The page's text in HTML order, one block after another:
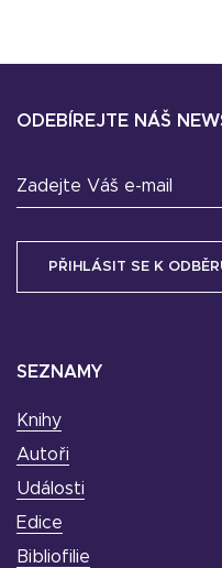
SEZNAMY
Knihy
Autoři
Události
Edice
Bibliofilie
ODEBÍREJTE NÁŠ
Zadejte Váš e-mail